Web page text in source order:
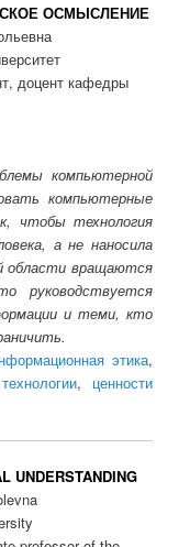
ОСМЫСЛЕНИЕ
доцент кафедры
компьютерной
компьютерные
чтобы технология
а не наносила
области вращаются
руководствуется
и теми, кто
этика,
, ценности
UNDERSTANDING